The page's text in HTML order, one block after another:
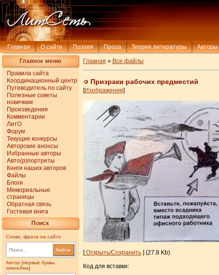
Главная О сайте Поэзия Проза Теория литературы Авторы
Главное меню
Правила сайта
Координационный центр
Путеводитель по сайту
Полезные советы
новичкам
Произведения
Комментарии
ЛитО
Форум
Текущие конкурсы
Авторские анонсы
Избранные авторы
Авто(р)портреты
Книги наших авторов
Файлы
Блоги
Мемориальные
страницы
Обратная связь
Гостевая книга
Поиск
Слово, фраза на сайте
Найти
Автор [первые буквы
никнейма]
Главная » Все файлы
Призраки рабочих предместий
[Изображения]
[Открыть/Сохранить] (27.8 Kb)
Код для вставки: